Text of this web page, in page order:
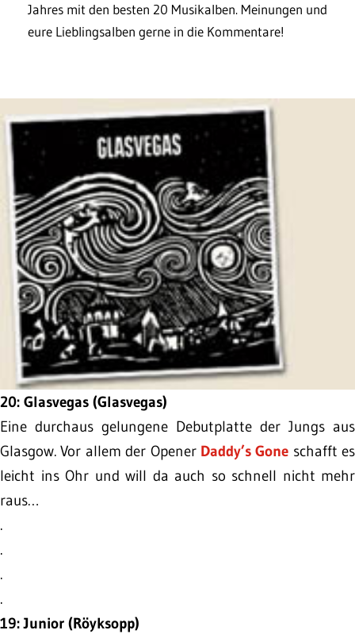
Jahres mit den besten 20 Musikalben. Meinungen und
eure Lieblingsalben gerne in die Kommentare!
20: Glasvegas (Glasvegas)
Eine durchaus gelungene Debutplatte der Jungs aus
Glasgow. Vor allem der Opener Daddy’s Gone schafft es
leicht ins Ohr und will da auch so schnell nicht mehr
raus…
.
.
.
.
19: Junior (Röyksopp)